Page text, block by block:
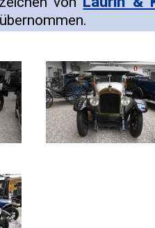
übernommen.